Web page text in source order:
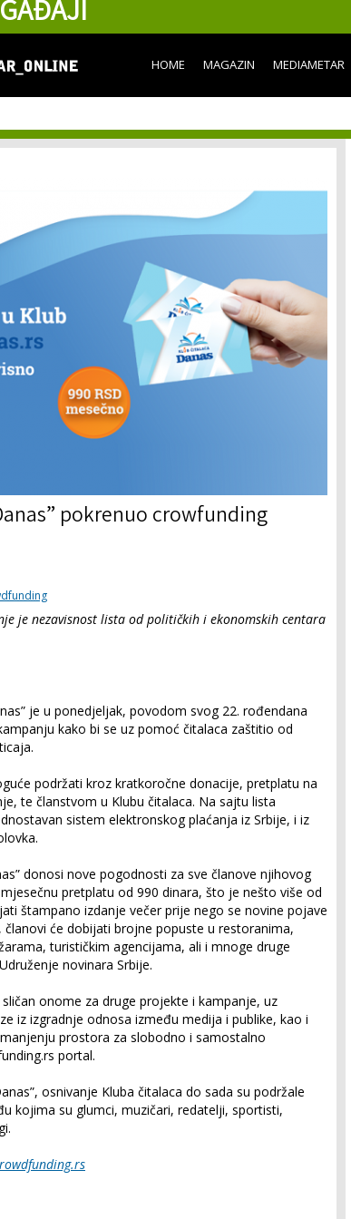
content
HOME MAGAZIN MEDIAMETAR
pokrenuo crowfunding
je nezavisnost lista od političkih i ekonomskih centara
je u ponedjeljak, povodom svog 22. rođendana
kako bi se uz pomoć čitalaca zaštitio od
podržati kroz kratkoročne donacije, pretplatu na
te članstvom u Klubu čitalaca. Na sajtu lista
sistem elektronskog plaćanja iz Srbije, i iz
donosi nove pogodnosti za sve članove njihovog
pretplatu od 990 dinara, što je nešto više od
štampano izdanje večer prije nego se novine pojave
članovi će dobijati brojne popuste u restoranima,
turističkim agencijama, ali i mnoge druge
novinara Srbije.
onome za druge projekte i kampanje, uz
iz izgradnje odnosa između medija i publike, kao i
prostora za slobodno i samostalno
portal.
osnivanje Kluba čitalaca do sada su podržale
kojima su glumci, muzičari, redatelji, sportisti,